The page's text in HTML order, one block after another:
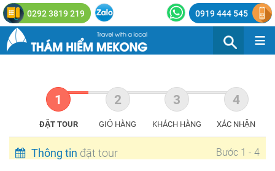
0292 3819 219 0919 444 545
≡
ĐẶT TOUR GIỎ HÀNG KHÁCH HÀNG XÁC NHẬN
Thông tin đặt tour Bước 1 - 4